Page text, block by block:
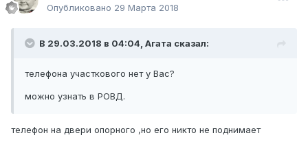
Опубликовано 29 Марта 2018
В 29.03.2018 в 04:04, Агата сказал:
телефона участкового нет у Вас?
можно узнать в РОВД.
телефон на двери опорного ,но его никто не поднимает